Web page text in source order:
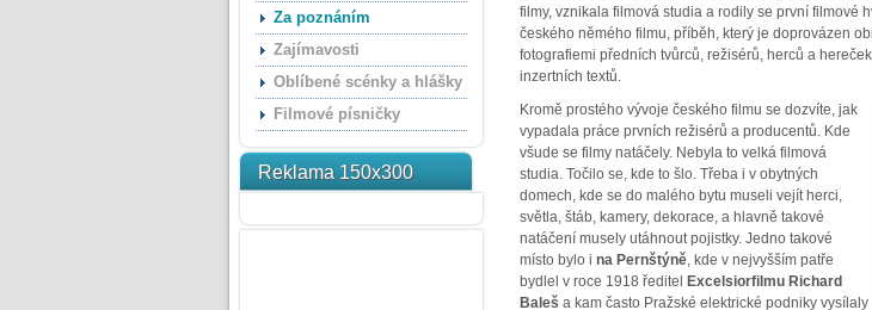
Za poznáním
Zajímavosti
Oblíbené scénky a hlášky
Filmové písničky
Reklama 150x300
filmy, vznikala filmová studia a rodily se první filmové
českého němého filmu, příběh, který je doprovázen
fotografiemi předních tvůrců, režisérů, herců a
inzertních textů.
Kromě prostého vývoje českého filmu se dozvíte, jak
vypadala práce prvních režisérů a producentů. Kde
všude se filmy natáčely. Nebyla to velká filmová
studia. Točilo se, kde to šlo. Třeba i v obytných
domech, kde se do malého bytu museli vejít herci,
světla, štáb, kamery, dekorace, a hlavně takové
natáčení musely utáhnout pojistky. Jedno takové
místo bylo i na Pernštýně, kde v nejvyšším patře
bydlel v roce 1918 ředitel
Excelsiorfilmu Richard
Baleš a kam často Pražské elektrické podniky vysílaly